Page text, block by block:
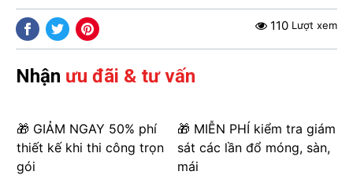
110 Lượt xem
Nhận ưu đãi & tư vấn
🎁 GIẢM NGAY 50% phí
thiết kế khi thi công trọn
gói
🎁 MIỄN PHÍ kiểm tra giám
sát các lần đổ móng, sàn,
mái